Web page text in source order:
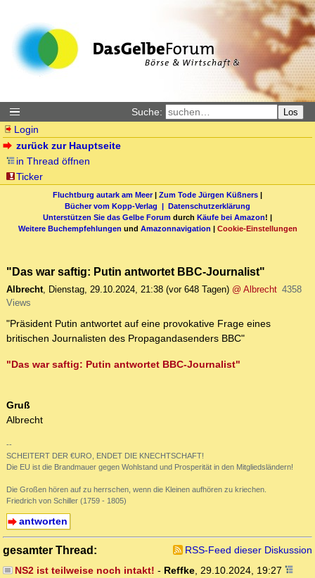
Suche: Los
Login
zurück zur Hauptseite
in Thread öffnen
Ticker
Fluchtburg autark am Meer| Zum Tode Jürgen Küßners |
Bücher vom Kopp-Verlag | Datenschutzerklärung
Unterstützen Sie das Gelbe Forum durch Käufe bei Amazon! |
Weitere Buchempfehlungen und Amazonnavigation | Cookie-Einstellungen
"Das war saftig: Putin antwortet BBC-Journalist"
Albrecht, Dienstag, 29.10.2024, 21:38 (vor 648 Tagen) @ Albrecht 4358
Views
"Präsident Putin antwortet auf eine provokative Frage eines
britischen Journalisten des Propagandasenders BBC"
"Das war saftig: Putin antwortet BBC-Journalist"
Gruß
Albrecht
--
SCHEITERT DER €URO, ENDET DIE KNECHTSCHAFT!
Die EU ist die Brandmauer gegen Wohlstand und Prosperität in den Mitgliedsländern!
Die Großen hören auf zu herrschen, wenn die Kleinen aufhören zu kriechen.
Friedrich von Schiller (1759 - 1805)
antworten
gesamter Thread:
RSS-Feed dieser Diskussion
NS2 ist teilweise noch intakt! - Reffke, 29.10.2024, 19:27